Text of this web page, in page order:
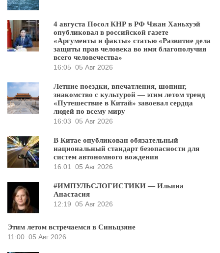
4 августа Посол КНР в РФ Чжан Ханьхуэй
опубликовал в российской газете
«Аргументы и факты» статью «Развитие дела
защиты прав человека во имя благополучия
всего человечества»
16:05 05 Авг 2026
Летние поездки, впечатления, шопинг,
знакомство с культурой — этим летом тренд
«Путешествие в Китай» завоевал сердца
людей по всему миру
16:03 05 Авг 2026
В Китае опубликован обязательный
национальный стандарт безопасности для
систем автономного вождения
16:01
05 Авг 2026
#ИМПУЛЬСЛОГИСТИКИ — Ильина
Анастасия
12:19 05 Авг 2026
Этим летом встречаемся в Синьцзяне
11:00 05 Авг 2026